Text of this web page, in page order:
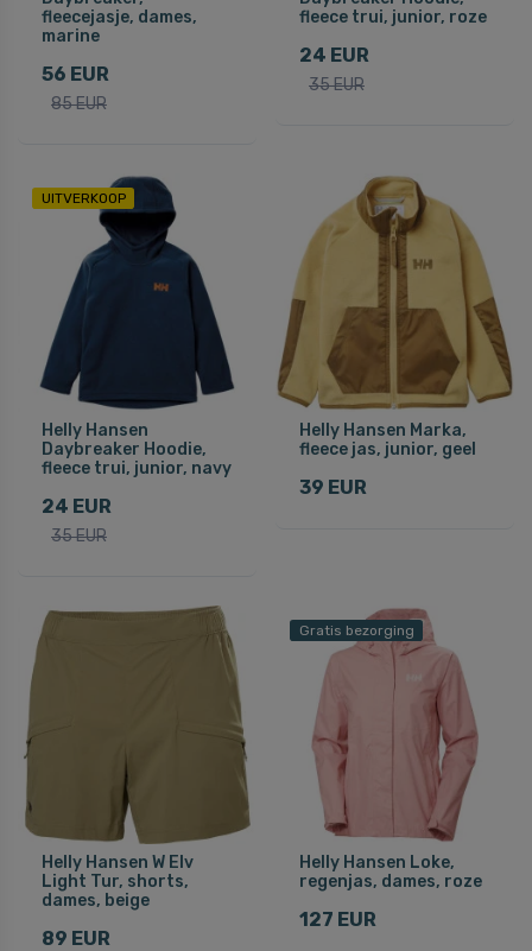
fleecejasje, dames,
marine
56 EUR
85 EUR
fleece trui, junior, roze
24 EUR
35 EUR
UITVERKOOP
Helly Hansen
Daybreaker Hoodie,
fleece trui, junior, navy
24 EUR
35 EUR
Helly Hansen Marka,
fleece jas, junior, geel
39 EUR
Helly Hansen W Elv
Light Tur, shorts,
dames, beige
89 EUR
Gratis bezorging
Helly Hansen Loke,
regenjas, dames, roze
127 EUR